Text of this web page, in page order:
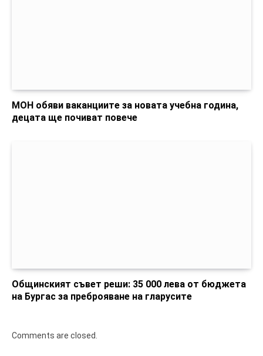
МОН обяви ваканциите за новата учебна година,
децата ще почиват повече
Общинският съвет реши: 35 000 лева от бюджета
на Бургас за преброяване на гларусите
Comments are closed.